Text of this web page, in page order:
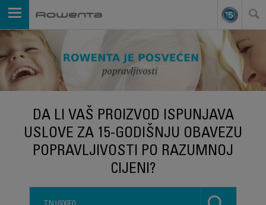
DA LI VAŠ PROIZVOD ISPUNJAVA
USLOVE ZA 15-GODIŠNJU OBAVEZU
POPRAVLJIVOSTI PO RAZUMNOJ
CIJENI?